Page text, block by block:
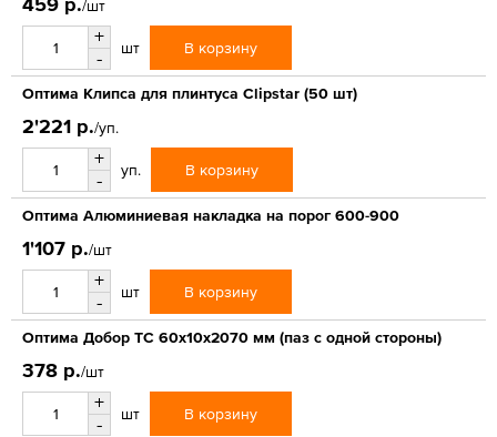
/шт
+
-
шт В корзину
Оптима Клипса для плинтуса Clipstar (50 шт)
2'221 р./уп.
+
-
уп. В корзину
Оптима Алюминиевая накладка на порог 600-900
1'107 р./шт
+
-
шт В корзину
Оптима Добор ТС 60х10х2070 мм (паз с одной стороны)
378 р./шт
+
-
шт В корзину